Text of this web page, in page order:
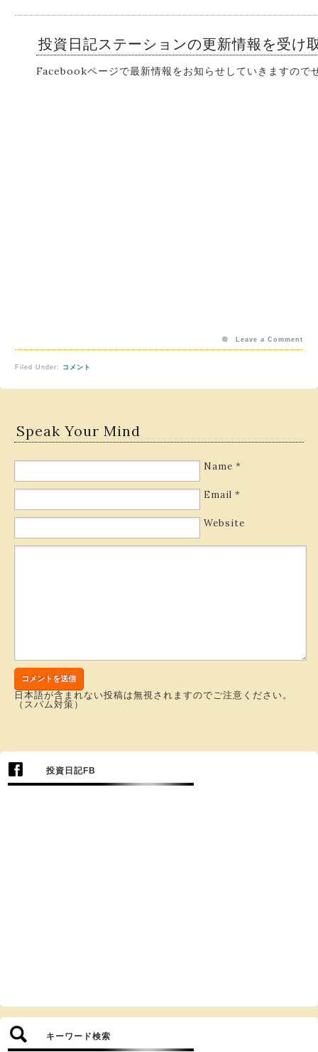
投資日記ステーションの更新情報を受け
Facebookページで最新情報をお知らせしていきますので
Filed Under: コメント
Leave a Comment
Speak Your Mind
Name *
Email *
Website
日本語が含まれない投稿は無視されますのでご注意ください。
（スパム対策）
投資日記FB
キーワード検索